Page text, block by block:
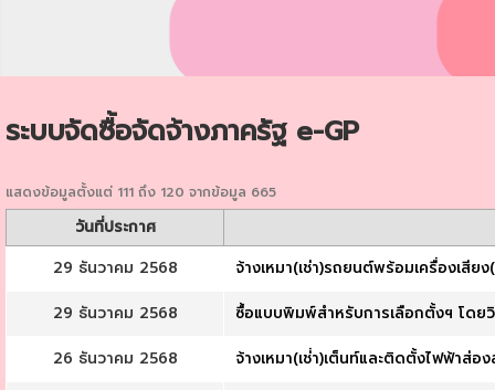
ระบบจัดซื้อจัดจ้างภาครัฐ e-GP
แสดงข้อมูลตั้งแต่ 111 ถึง 120 จากข้อมูล 665
วันที่ประกาศ
29 ธันวาคม 2568
จ้างเหมา(เช่า)รถยนต์พร้อมเครื่องเสีย
29 ธันวาคม 2568
ซื้อแบบพิมพ์สำหรับการเลือกตั้งฯ โดยวิ
26 ธันวาคม 2568
จ้างเหมา(เช่่า)เต็นท์และติดตั้งไฟฟ้าส่